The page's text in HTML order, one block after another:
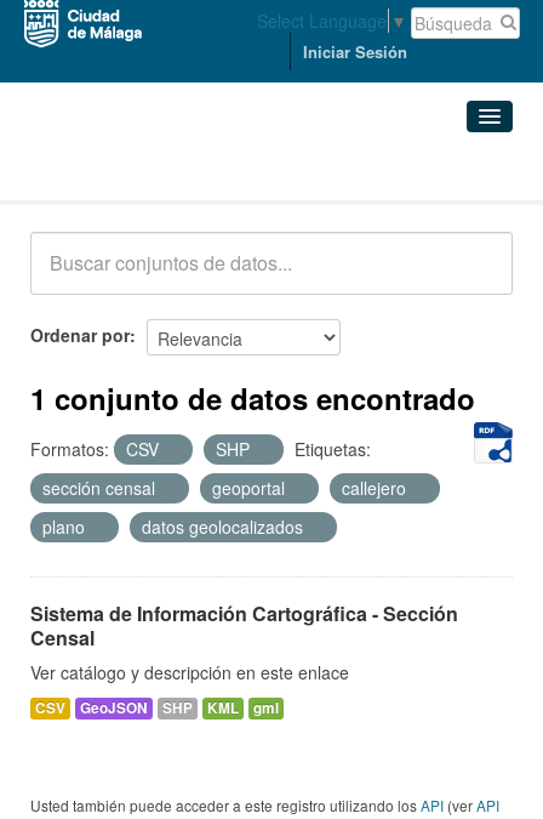
Select Language ▼
Iniciar Sesión
Acerca de
Ordenar por
1 conjunto de datos encontrado
Formatos: CSV SHP
Etiquetas:
sección censal
geoportal
callejero
plano
datos geolocalizados
Sistema de Información Cartográfica - Sección
Censal
Ver catálogo y descripción en este enlace
CSV GeoJSON SHP KML gml
Usted también puede acceder a este registro utilizando losAPI (verAPI